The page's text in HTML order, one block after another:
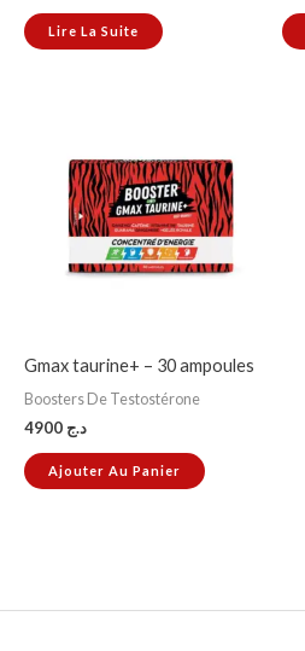
Lire La Suite
Gmax taurine+ – 30 ampoules
Boosters De Testostérone
د.ج
Ajouter Au Panier